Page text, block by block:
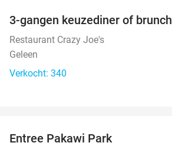
3-gangen keuzediner of brunch
Restaurant Crazy Joe's
Geleen
Verkocht: 340
Entree Pakawi Park